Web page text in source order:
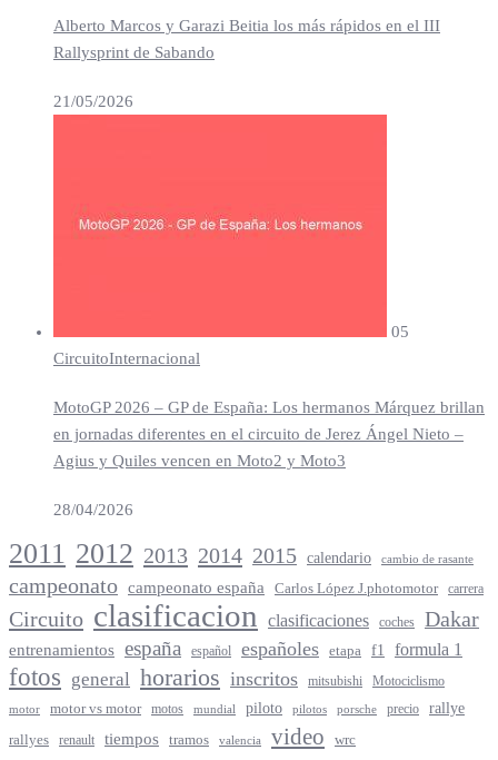
Alberto Marcos y Garazi Beitia los más rápidos en el III
Rallysprint de Sabando
21/05/2026
05
CircuitoInternacional
MotoGP 2026 – GP de España: Los hermanos Márquez brillan
en jornadas diferentes en el circuito de Jerez Ángel Nieto –
Agius y Quiles vencen en Moto2 y Moto3
28/04/2026
2011 2012 2013 2014 2015 calendario cambio de rasante
campeonato campeonato españa Carlos López J.photomotor carrera
Circuito clasificacion clasificaciones coches Dakar
entrenamientos españa español españoles etapa f1 formula 1
fotos general horarios inscritos mitsubishi Motociclismo
motor motor vs motor motos mundial piloto pilotos porsche precio rallye
rallyes renault tiempos tramos valencia video wrc